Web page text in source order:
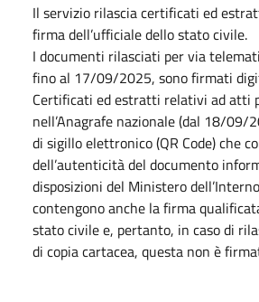
Il servizio rilascia certificati ed
firma dell’ufficiale dello stato civile.
I documenti rilasciati per via
fino al 17/09/2025, sono firmati
Certificati ed estratti relativi ad atti
nell’Anagrafe nazionale (dal 18/09/
di sigillo elettronico (QR Code) che
dell’autenticità del documento
disposizioni del Ministero
contengono anche la firma
stato civile e, pertanto, in caso di
di copia cartacea, questa non è